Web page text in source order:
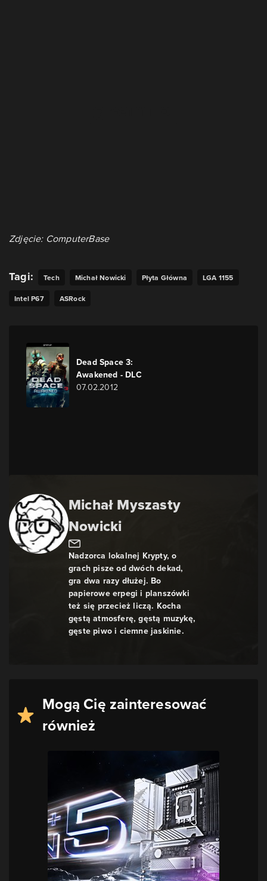
Zdjęcie: ComputerBase
Tagi: Tech Michał Nowicki Płyta Główna
LGA 1155
Intel P67
ASRock
Michał Myszasty
Nowicki
Nadzorca lokalnej Krypty, o
grach pisze od dwóch dekad,
gra dwa razy dłużej. Bo
papierowe erpegi i planszówki
też się przecież liczą. Kocha
gęstą atmosferę, gęstą muzykę,
gęste piwo i ciemne jaskinie.
Dead Space 3:
Awakened - DLC
07.02.2012
Mogą Cię zainteresować
również